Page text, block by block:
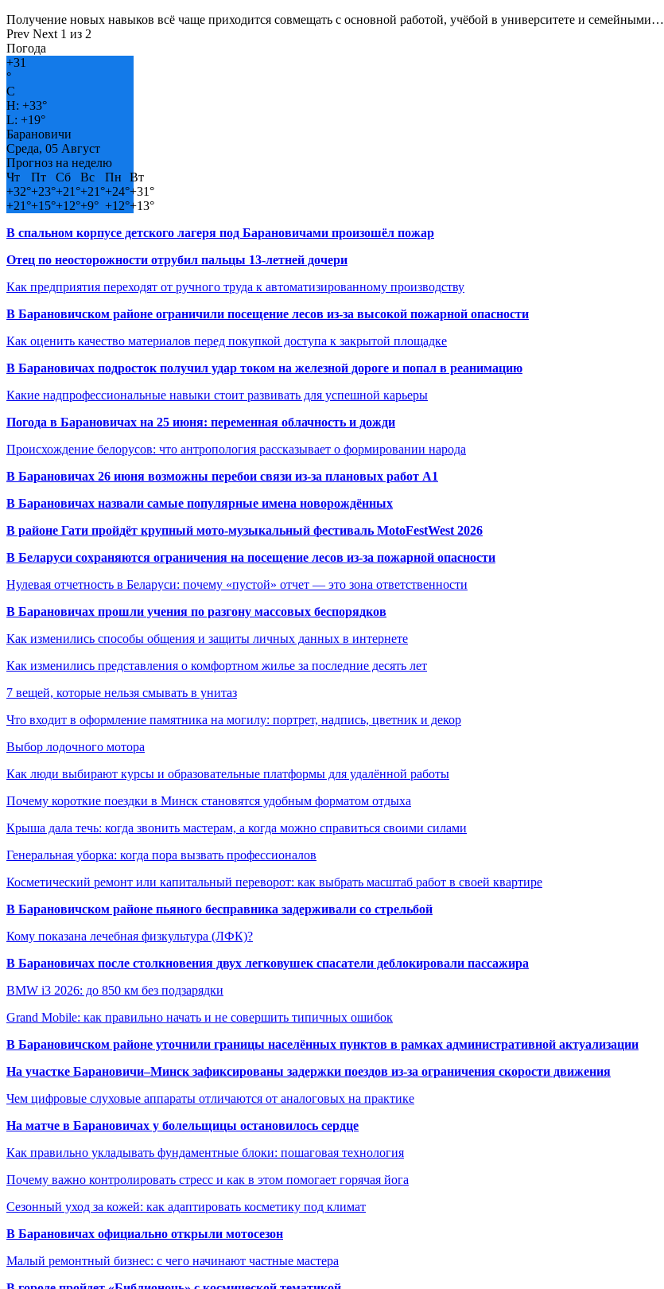
Получение новых навыков всё чаще приходится совмещать с основной работой, учёбой в университете и семейными…
Prev Next 1 из 2
Погода
+31
°
C
H: +33°
L: +19°
Барановичи
Среда, 05 Август
Прогноз на неделю
Чт
Пт Сб Вс Пн
Вт
+32°+23°+21°+21°+24°+31°
+21°+15°+12°+9° +12°+13°
В спальном корпусе детского лагеря под Барановичами произошёл пожар
Отец по неосторожности отрубил пальцы 13-летней дочери
Как предприятия переходят от ручного труда к автоматизированному производству
В Барановичском районе ограничили посещение лесов из-за высокой пожарной опасности
Как оценить качество материалов перед покупкой доступа к закрытой площадке
В Барановичах подросток получил удар током на железной дороге и попал в реанимацию
Какие надпрофессиональные навыки стоит развивать для успешной карьеры
Погода в Барановичах на 25 июня: переменная облачность и дожди
Происхождение белорусов: что антропология рассказывает о формировании народа
В Барановичах 26 июня возможны перебои связи из-за плановых работ A1
В Барановичах назвали самые популярные имена новорождённых
В районе Гати пройдёт крупный мото-музыкальный фестиваль MotoFestWest 2026
В Беларуси сохраняются ограничения на посещение лесов из-за пожарной опасности
Нулевая отчетность в Беларуси: почему «пустой» отчет — это зона ответственности
В Барановичах прошли учения по разгону массовых беспорядков
Как изменились способы общения и защиты личных данных в интернете
Как изменились представления о комфортном жилье за последние десять лет
7 вещей, которые нельзя смывать в унитаз
Что входит в оформление памятника на могилу: портрет, надпись, цветник и декор
Выбор лодочного мотора
Как люди выбирают курсы и образовательные платформы для удалённой работы
Почему короткие поездки в Минск становятся удобным форматом отдыха
Крыша дала течь: когда звонить мастерам, а когда можно справиться своими силами
Генеральная уборка: когда пора вызвать профессионалов
Косметический ремонт или капитальный переворот: как выбрать масштаб работ в своей квартире
В Барановичском районе пьяного бесправника задерживали со стрельбой
Кому показана лечебная физкультура (ЛФК)?
В Барановичах после столкновения двух легковушек спасатели деблокировали пассажира
BMW i3 2026: до 850 км без подзарядки
Grand Mobile: как правильно начать и не совершить типичных ошибок
В Барановичском районе уточнили границы населённых пунктов в рамках административной актуализации
На участке Барановичи–Минск зафиксированы задержки поездов из-за ограничения скорости движения
Чем цифровые слуховые аппараты отличаются от аналоговых на практике
На матче в Барановичах у болельщицы остановилось сердце
Как правильно укладывать фундаментные блоки: пошаговая технология
Почему важно контролировать стресс и как в этом помогает горячая йога
Сезонный уход за кожей: как адаптировать косметику под климат
В Барановичах официально открыли мотосезон
Малый ремонтный бизнес: с чего начинают частные мастера